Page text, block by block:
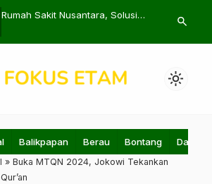
Rumah Sakit Nusantara, Solusi
Sekda
search
light_mode
Balikpapan Berau Bontang Daerah
» Buka MTQN 2024, Jokowi Tekankan